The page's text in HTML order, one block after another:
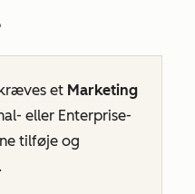
et Marketing
eller Enterprise-
tilføje og